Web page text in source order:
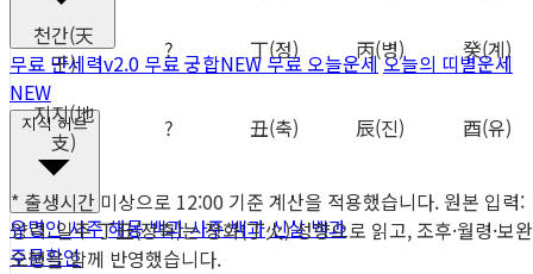
무료 만세력v2.0 무료 궁합NEW 무료 오늘운세 오늘의 띠별운세
NEW
지식 허브
유명인 사주해몽 백과사주 백과신살 백과
주문확인
천간(天
干)
? 丁(정) 丙(병) 癸(계)
지지(地
支)
? 丑(축) 辰(진) 酉(유)
* 출생시간 미상으로 12:00 기준 계산을 적용했습니다. 원본 입력:
양력. 일주 丁丑(정축)는 정화(丁火) 성향으로 읽고, 조후·월령·보완
오행을 함께 반영했습니다.